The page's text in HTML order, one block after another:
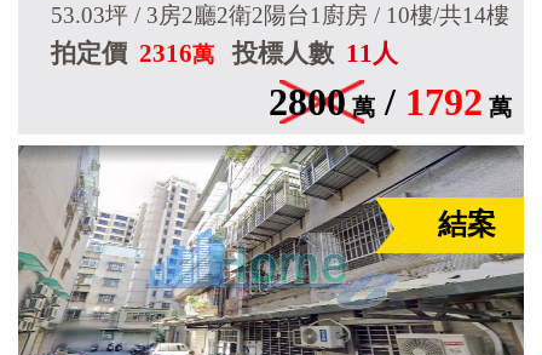
53.03坪 / 3房2廳2衛2陽台1廚房 / 10樓/共14樓
拍定價 2316萬 投標人數 11人
2800 萬 / 1792 萬
結案